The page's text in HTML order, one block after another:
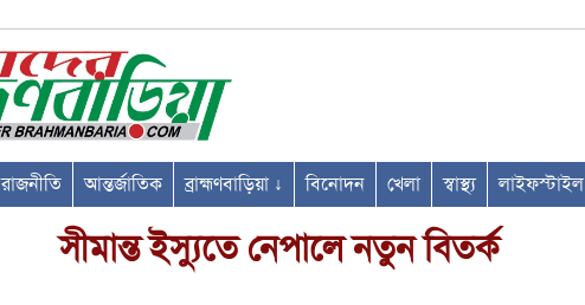
রাজনীতি আন্তর্জাতিক ব্রাহ্মণবাড়িয়া ↓ বিনোদন খেলা স্বাস্থ্য লাইফস্টাইল
সীমান্ত ইস্যুতে নেপালে নতুন বিতর্ক